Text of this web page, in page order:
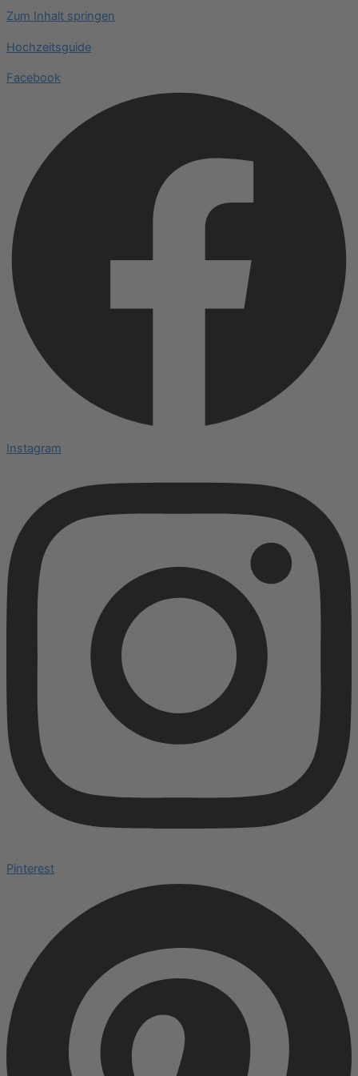
Zum Inhalt springen
Hochzeitsguide
Facebook
Instagram
Pinterest